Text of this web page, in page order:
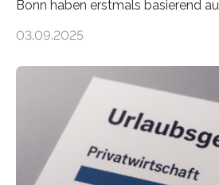
Bonn haben erstmals basierend
Landkreise mit den meisten
ist demnach Berlin. Betrachtet
der Freiberuflerinnen, so liegt
Berlin starteten in 2024 die
eigene freiberufliche Existenz,
Städte Hamburg, München und
hingegen die
03.09.2025